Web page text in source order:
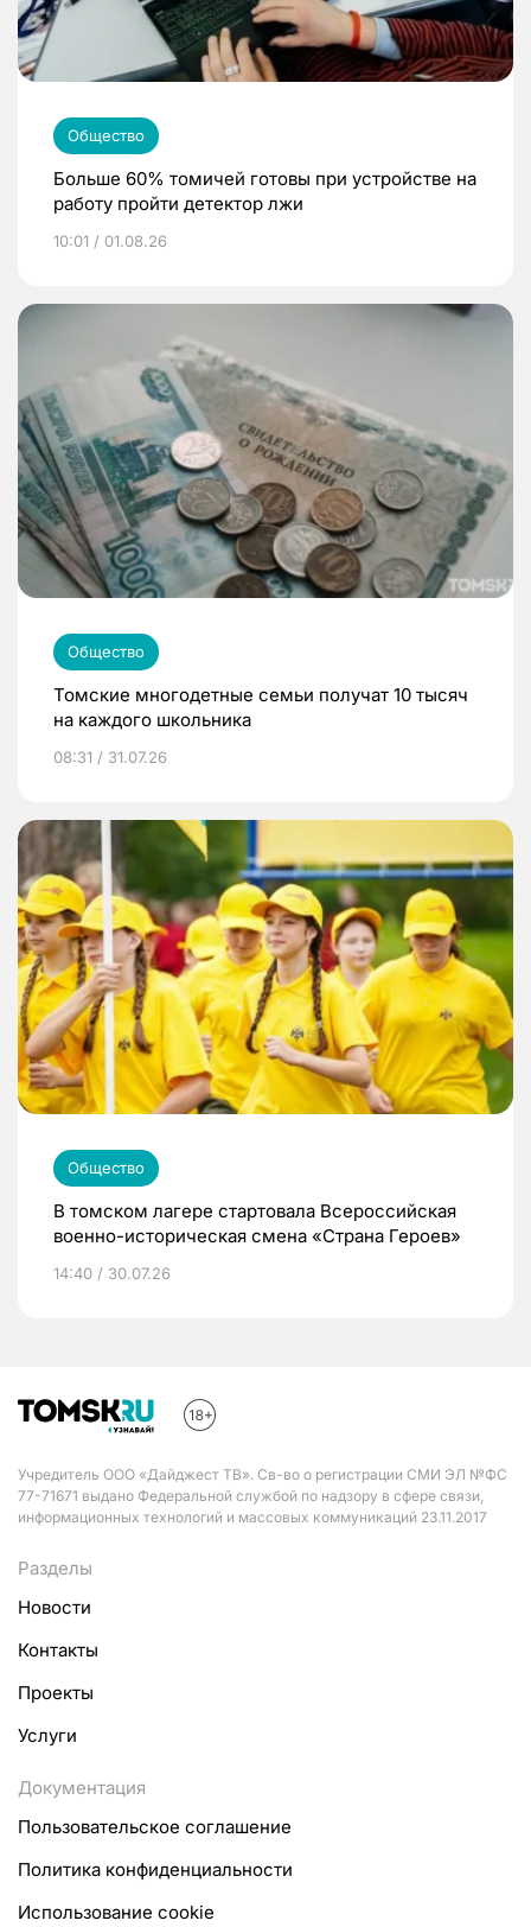
Общество
Больше 60% томичей готовы при устройстве на
работу пройти детектор лжи
10:01 / 01.08.26
Общество
Томские многодетные семьи получат 10 тысяч
на каждого школьника
08:31 / 31.07.26
Общество
В томском лагере стартовала Всероссийская
военно-историческая смена «Страна Героев»
14:40 / 30.07.26
Учредитель ООО «Дайджест ТВ». Св-во о регистрации СМИ ЭЛ №ФС
77-71671 выдано Федеральной службой по надзору в сфере связи,
информационных технологий и массовых коммуникаций 23.11.2017
Разделы
Новости
Контакты
Проекты
Услуги
Документация
Пользовательское соглашение
Политика конфиденциальности
Использование cookie